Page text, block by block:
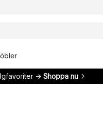
→ Shoppa nu